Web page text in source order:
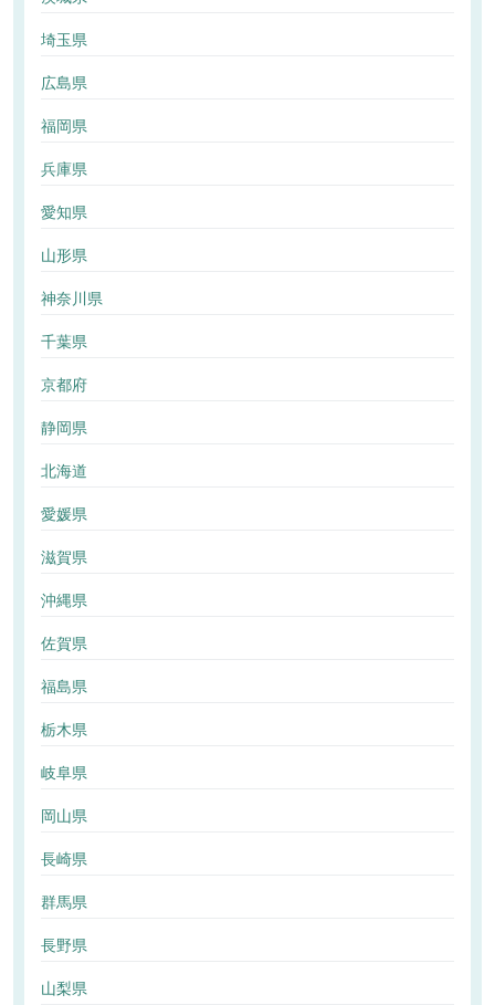
埼玉県
広島県
福岡県
兵庫県
愛知県
山形県
神奈川県
千葉県
京都府
静岡県
北海道
愛媛県
滋賀県
沖縄県
佐賀県
福島県
栃木県
岐阜県
岡山県
長崎県
群馬県
長野県
山梨県